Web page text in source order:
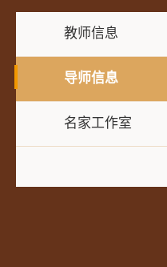
教师信息
导师信息
名家工作室